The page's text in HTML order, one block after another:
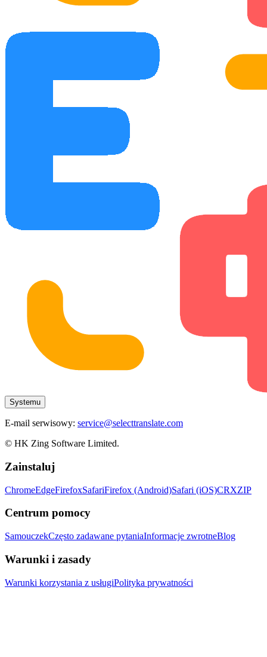
Systemu
E-mail serwisowy: service@selecttranslate.com
© HK Zing Software Limited.
Zainstaluj
ChromeEdgeFirefoxSafariFirefox (Android)Safari (iOS)CRXZIP
Centrum pomocy
SamouczekCzęsto zadawane pytaniaInformacje zwrotneBlog
Warunki i zasady
Warunki korzystania z usługiPolityka prywatności